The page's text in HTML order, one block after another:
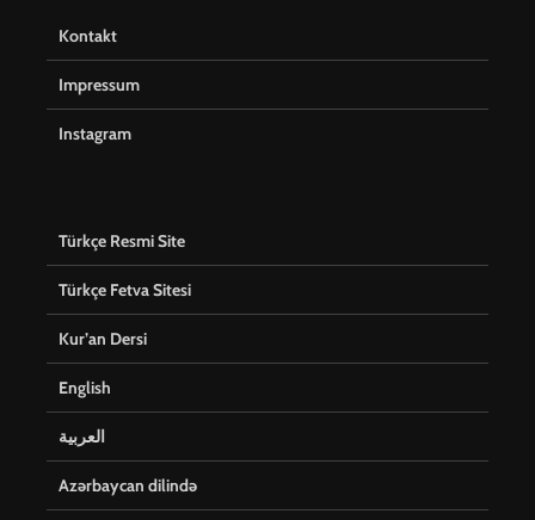
Kontakt
Impressum
Instagram
Türkçe Resmi Site
Türkçe Fetva Sitesi
Kur’an Dersi
English
العربية
Azərbaycan dilində